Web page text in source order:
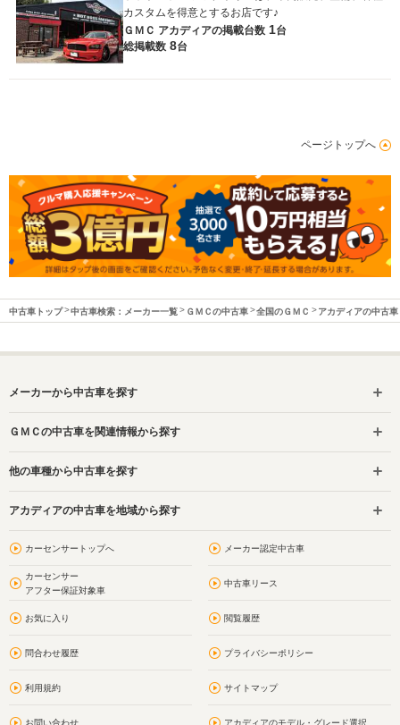
カスタムを得意とするお店です♪
ＧＭＣ アカディアの掲載台数 1台
総掲載数 8台
ページトップへ
中古車トップ 中古車検索：メーカー一覧 ＧＭＣの中古車 全国のＧＭＣ アカディアの中古車
メーカーから中古車を探す
ＧＭＣの中古車を関連情報から探す
他の車種から中古車を探す
アカディアの中古車を地域から探す
カーセンサートップへ メーカー認定中古車
カーセンサー
アフター保証対象車
中古車リース
お気に入り 閲覧履歴
問合わせ履歴 プライバシーポリシー
利用規約 サイトマップ
お問い合わせ アカディアのモデル・グレード選択